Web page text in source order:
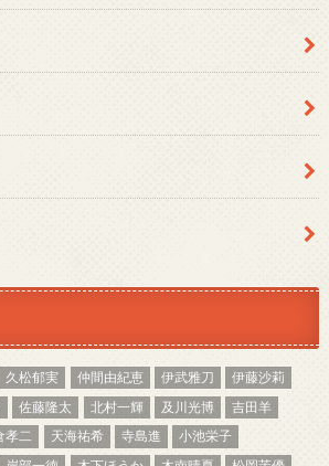
久松郁実 仲間由紀恵 伊武雅刀
伊藤沙莉
佐藤隆太 北村一輝 及川光博
吉田羊
孝二 天海祐希 寺島進
小池栄子